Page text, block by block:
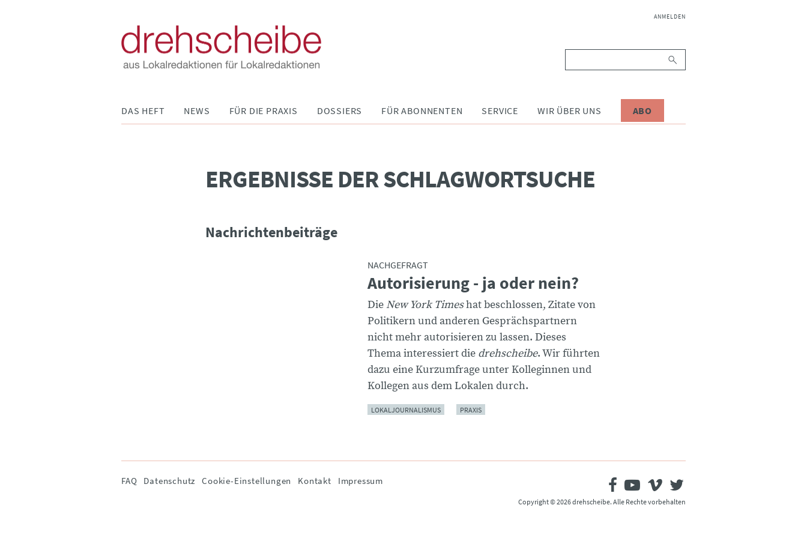
NAVIGATION
ANMELDEN
DAS HEFT NEWS FÜR DIE PRAXIS DOSSIERS FÜR ABONNENTEN SERVICE WIR ÜBER UNS ABO
­ERGEBNISSE DER SCHLAGWORTSUCHE
Nachrichtenbeiträge
NACHGEFRAGT
Autorisierung - ja oder nein?
DieNew York Timeshat beschlossen, Zitate von
Politikern und anderen Gesprächspartnern
nicht mehr autorisieren zu lassen. Dieses
Thema interessiert die drehscheibe. Wir führten
dazu eine Kurzumfrage unter Kolleginnen und
Kollegen aus dem Lokalen durch.
LOKALJOURNALISMUS PRAXIS
Navigation
FAQ Datenschutz Cookie-Einstellungen Kontakt Impressum
Copyright © 2026 drehscheibe. Alle Rechte vorbehalten